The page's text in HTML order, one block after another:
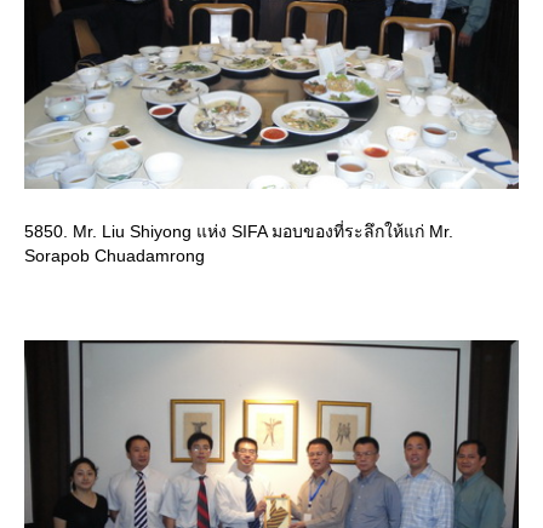
5850. Mr. Liu Shiyong แห่ง SIFA มอบของที่ระลึกให้แก่ Mr.
Sorapob Chuadamrong